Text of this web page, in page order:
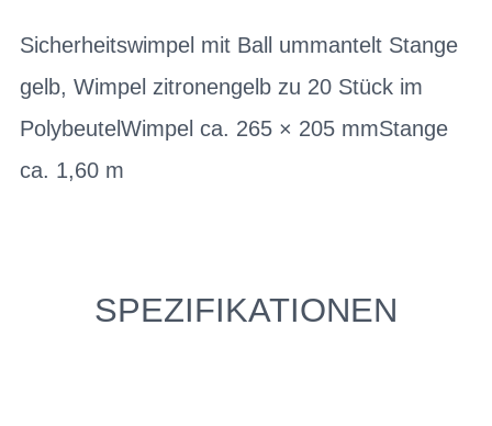
Sicherheitswimpel mit Ball ummantelt Stange
gelb, Wimpel zitronengelb zu 20 Stück im
PolybeutelWimpel ca. 265 × 205 mmStange
ca. 1,60 m
SPEZIFIKATIONEN